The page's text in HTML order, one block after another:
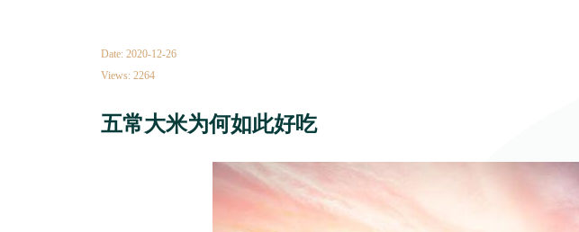
Date: 2020-12-26
Views: 2264
五常大米为何如此好吃